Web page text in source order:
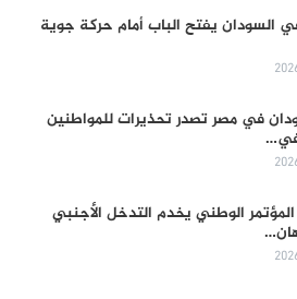
السودان يفتح الباب أمام حركة جوية
في مصر تصدر تحذيرات للمواطنين
في…
الوطني يخدم التدخل الأجنبي